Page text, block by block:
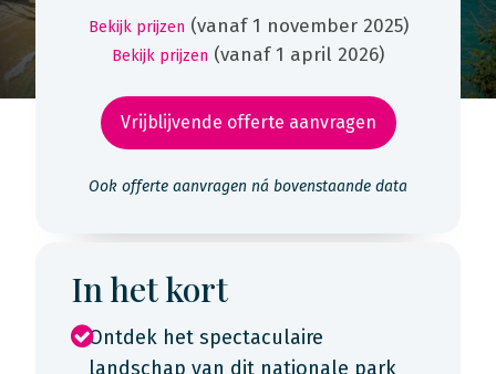
Bekijk prijzen (vanaf 1 november 2025)
Bekijk prijzen (vanaf 1 april 2026)
Vrijblijvende offerte aanvragen
Ook offerte aanvragen ná bovenstaande data
In het kort
Ontdek het spectaculaire
landschap van dit nationale park